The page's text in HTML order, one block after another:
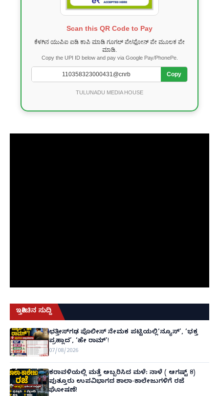
Scan this QR Code to Pay
ಕೆಳಗಿನ ಯುಪಿಐ ಐಡಿ ಕಾಪಿ ಮಾಡಿ ಗೂಗಲ್ ಪೇ/ಫೋನ್ ಪೇ ಮೂಲಕ ಪೇ
ಮಾಡಿ.
Copy the UPI ID below and pay via Google Pay/PhonePe.
Copy
TULUNADU MEDIA HOUSE
ಇತ್ತೀಚಿನ ಸುದ್ದಿ
ಛತ್ತೀಸ್‌ಗಢ ಪೊಲೀಸ್ ನೇಮಕ ಪಟ್ಟಿಯಲ್ಲಿ‘ನ್ಯೂಸ್’, ‘ಭಕ್ತ
ಪ್ರಹ್ಲಾದ’, ‘ಹೇ ರಾಮ್’!
07/08/2026
ಕರಾವಳಿಯಲ್ಲಿ ಮತ್ತೆ ಅಬ್ಬರಿಸಿದ ಮಳೆ: ನಾಳೆ ( ಆಗಷ್ಟ್ 8)
ಪುತ್ತೂರು ಉಪವಿಭಾಗದ ಶಾಲಾ-ಕಾಲೇಜುಗಳಿಗೆ ರಜೆ
ಘೋಷಣೆ!